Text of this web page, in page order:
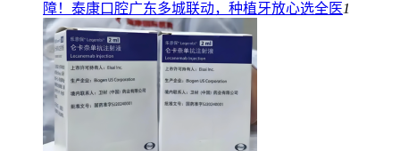
障！泰康口腔广东多城联动，种植牙放心选全医1